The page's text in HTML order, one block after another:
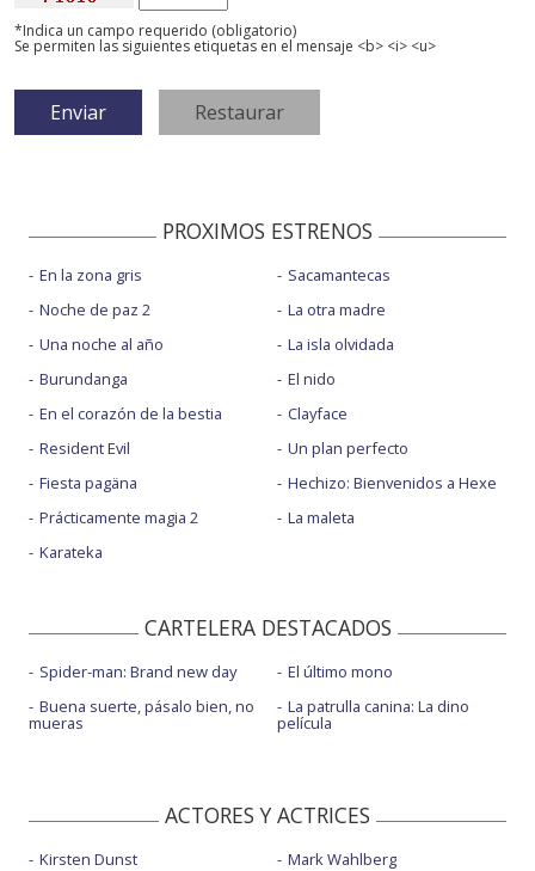
*Indica un campo requerido (obligatorio)
Se permiten las siguientes etiquetas en el mensaje <b> <i> <u>
PROXIMOS ESTRENOS
En la zona gris
Noche de paz 2
Una noche al año
Burundanga
En el corazón de la bestia
Resident Evil
Fiesta pagäna
Prácticamente magia 2
Karateka
Sacamantecas
La otra madre
La isla olvidada
El nido
Clayface
Un plan perfecto
Hechizo: Bienvenidos a Hexe
La maleta
CARTELERA DESTACADOS
Spider-man: Brand new day
Buena suerte, pásalo bien, no
mueras
El último mono
La patrulla canina: La dino
película
ACTORES Y ACTRICES
Kirsten Dunst
Mark Wahlberg